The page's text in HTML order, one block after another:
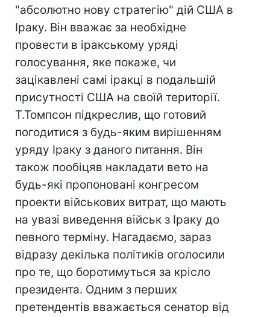
"абсолютно нову стратегію" дій США в
Іраку. Він вважає за необхідне
провести в іракському уряді
голосування, яке покаже, чи
зацікавлені самі іракці в подальшій
присутності США на своїй території.
Т.Томпсон підкреслив, що готовий
погодитися з будь-яким вирішенням
уряду Іраку з даного питання. Він
також пообіцяв накладати вето на
будь-які пропоновані конгресом
проекти військових витрат, що мають
на увазі виведення військ з Іраку до
певного терміну. Нагадаємо, зараз
відразу декілька політиків оголосили
про те, що боротимуться за крісло
президента. Одним з перших
претендентів вважається сенатор від